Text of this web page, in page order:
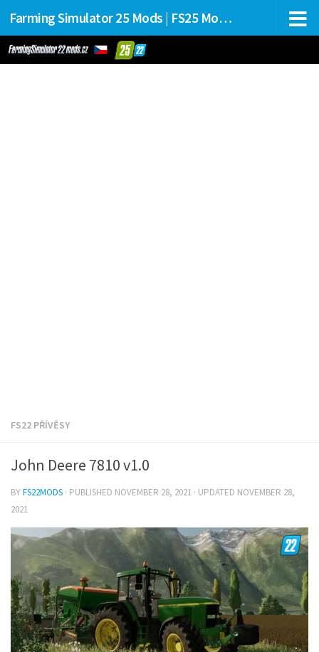
Farming Simulator 25 Mods | FS25 Mods Stahování
FS22 PŘÍVĚSY
John Deere 7810 v1.0
BYFS22MODS · PUBLISHED NOVEMBER 28, 2021 · UPDATED NOVEMBER 28,
2021